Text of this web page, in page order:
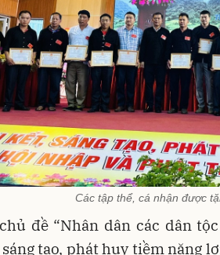
Các tập thể, cá nhận được
đề “Nhân dân các dân
tạo, phát huy tiềm năng